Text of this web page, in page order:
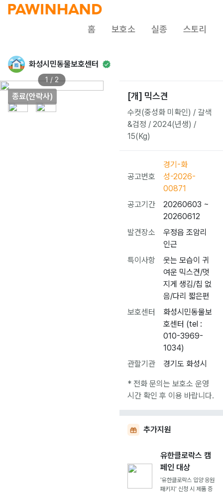
홈 보호소 실종 스토리
화성시민동물보호센터
종료(안락사)
1 / 2
[개] 믹스견
수컷(중성화 미확인) / 갈색
&검정 / 2024(년생) /
15(Kg)
공고번호
경기-화
성-2026-
00871
공고기간
20260603 ~
20260612
발견장소
우정읍 조암리
인근
특이사항
웃는 모습이 귀
여운 믹스견/멋
지게 생김/칩 없
음/다리 짧은편
보호센터
화성시민동물보
호센터 (tel :
010-3969-
1034)
관할기관
경기도 화성시
* 전화 문의는 보호소 운영
시간 확인 후 이용 바랍니다.
추가지원
유한클로락스 캠
페인 대상
'유한클로락스 입양 응원
패키지' 신청 시 제품 증